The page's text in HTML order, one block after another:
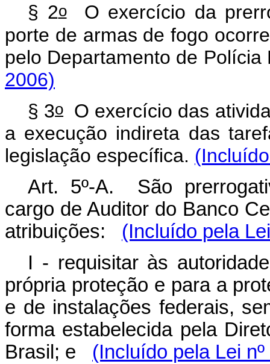
§ 2oO exercício da
porte de armas de fogo
pelo Departamento de
2006)
§ 3oO exercício das
a execução indireta das
legislação específica.
Art. 5º-A. São
cargo de Auditor do Banco
atribuições: (Incluído pela
I - requisitar às
própria proteção e para a
e de instalações federais,
forma estabelecida pela
Brasil; e
(Incluído pela Lei